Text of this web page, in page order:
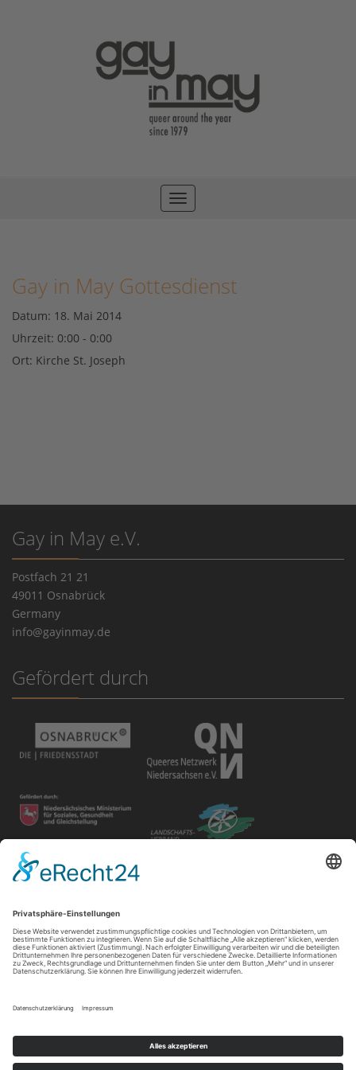
Toggle
Gay in May Gottesdienst
Datum: 18. Mai 2014
Uhrzeit: 0:00 - 0:00
Ort: Kirche St. Joseph
Gay in May e.V.
Postfach 21 21
49011 Osnabrück
Germany
info@gayinmay.de
Gefördert durch
Disclaimer
Der Gay in May e.V. bietet unterschiedlichen Gruppen und
für ihre Inhalte tragen die Veranstalter*innen.